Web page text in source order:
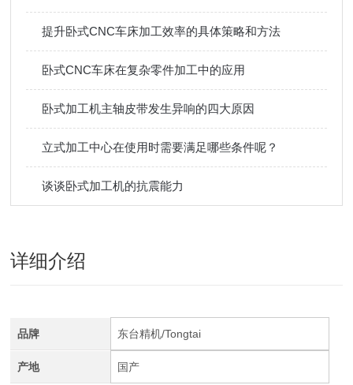
提升卧式CNC车床加工效率的具体策略和方法
卧式CNC车床在复杂零件加工中的应用
卧式加工机主轴皮带发生异响的四大原因
立式加工中心在使用时需要满足哪些条件呢？
谈谈卧式加工机的抗震能力
详细介绍
品牌 东台精机/Tongtai
产地 国产